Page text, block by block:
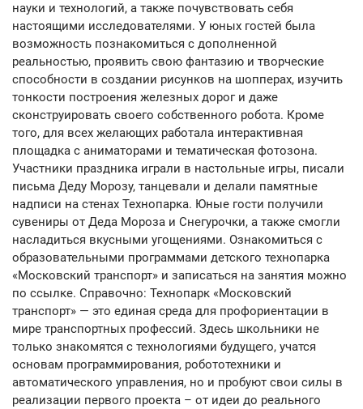
науки и технологий, а также почувствовать себя
настоящими исследователями. У юных гостей была
возможность познакомиться с дополненной
реальностью, проявить свою фантазию и творческие
способности в создании рисунков на шопперах, изучить
тонкости построения железных дорог и даже
сконструировать своего собственного робота. Кроме
того, для всех желающих работала интерактивная
площадка с аниматорами и тематическая фотозона.
Участники праздника играли в настольные игры, писали
письма Деду Морозу, танцевали и делали памятные
надписи на стенах Технопарка. Юные гости получили
сувениры от Деда Мороза и Снегурочки, а также смогли
насладиться вкусными угощениями. Ознакомиться с
образовательными программами детского технопарка
«Московский транспорт» и записаться на занятия можно
по ссылке. Справочно: Технопарк «Московский
транспорт» — это единая среда для профориентации в
мире транспортных профессий. Здесь школьники не
только знакомятся с технологиями будущего, учатся
основам программирования, робототехники и
автоматического управления, но и пробуют свои силы в
реализации первого проекта – от идеи до реального